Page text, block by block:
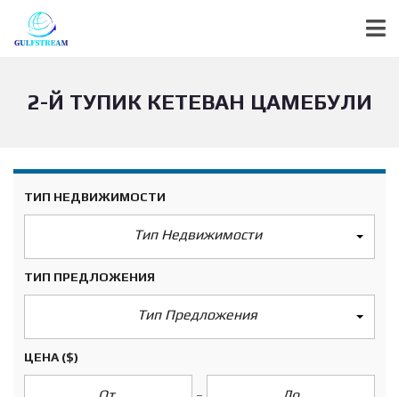
2-Й ТУПИК КЕТЕВАН ЦАМЕБУЛИ
ТИП НЕДВИЖИМОСТИ
Тип Недвижимости
ТИП ПРЕДЛОЖЕНИЯ
Тип Предложения
ЦЕНА ($)